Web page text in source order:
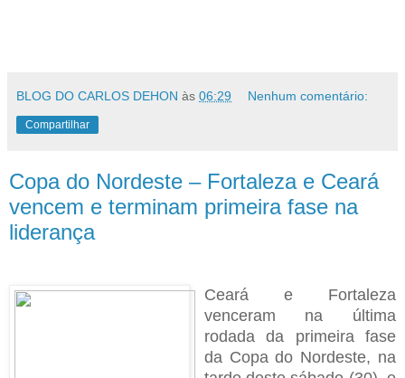
BLOG DO CARLOS DEHON às 06:29 Nenhum comentário:
Compartilhar
Copa do Nordeste – Fortaleza e Ceará
vencem e terminam primeira fase na
liderança
Ceará e Fortaleza
venceram na última
rodada da primeira fase
da Copa do Nordeste, na